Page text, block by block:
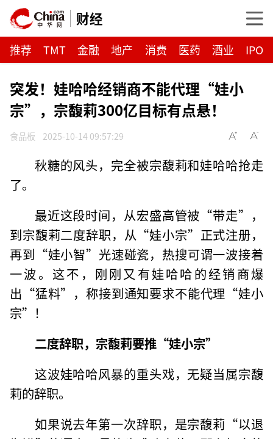
财经
推荐 TMT 金融 地产 消费 医药 酒业 IPO
突发！娃哈哈经销商不能代理“娃小
宗”，宗馥莉300亿目标有点悬！
食品板 2025-10-14 09:57:29
秋糖的风头，完全被宗馥莉和娃哈哈抢走
了。
最近这段时间，从宏盛高管被“带走”，
到宗馥莉二度辞职，从“娃小宗”正式注册，
再到“娃小智”光速碰瓷，热搜可谓一波接着
一波。这不，刚刚又有娃哈哈的经销商爆
出“猛料”，称接到通知要求不能代理“娃小
宗”！
二度辞职，宗馥莉要推“娃小宗”
这波娃哈哈风暴的重头戏，无疑当属宗馥
莉的辞职。
如果说去年第一次辞职，是宗馥莉“以退